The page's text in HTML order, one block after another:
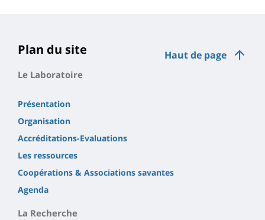
Haut de page
Plan du site
Le Laboratoire
Présentation
Organisation
Accréditations-Evaluations
Les ressources
Coopérations & Associations savantes
Agenda
La Recherche